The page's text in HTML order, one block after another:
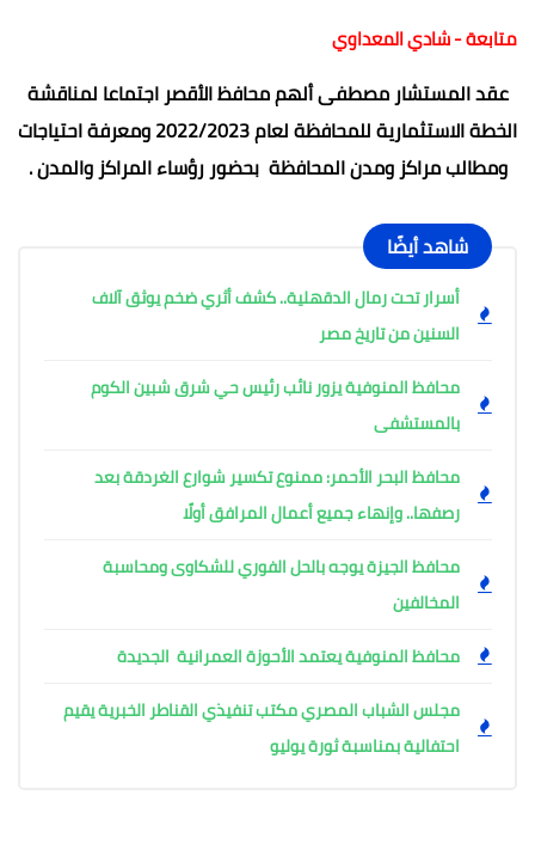
متابعة - شادي المعداوي
عقد المستشار مصطفى ألهم محافظ الأقصر اجتماعا لمناقشة
الخطة الاستثمارية للمحافظة لعام 2022/2023 ومعرفة احتياجات
ومطالب مراكز ومدن المحافظة بحضور رؤساء المراكز والمدن .
شاهد أيضًا
أسرار تحت رمال الدقهلية.. كشف أثري ضخم يوثق آلاف
السنين من تاريخ مصر
محافظ المنوفية يزور نائب رئيس حي شرق شبين الكوم
بالمستشفى
محافظ البحر الأحمر: ممنوع تكسير شوارع الغردقة بعد
رصفها.. وإنهاء جميع أعمال المرافق أولًا
محافظ الجيزة يوجه بالحل الفوري للشكاوى ومحاسبة
المخالفين
محافظ المنوفية يعتمد الأحوزة العمرانية الجديدة
مجلس الشباب المصري مكتب تنفيذي القناطر الخبرية يقيم
احتفالية بمناسبة ثورة يوليو